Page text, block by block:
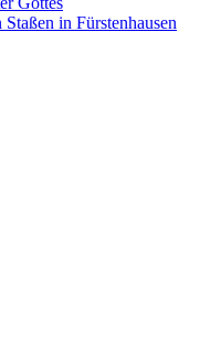
in Fürstenhausen